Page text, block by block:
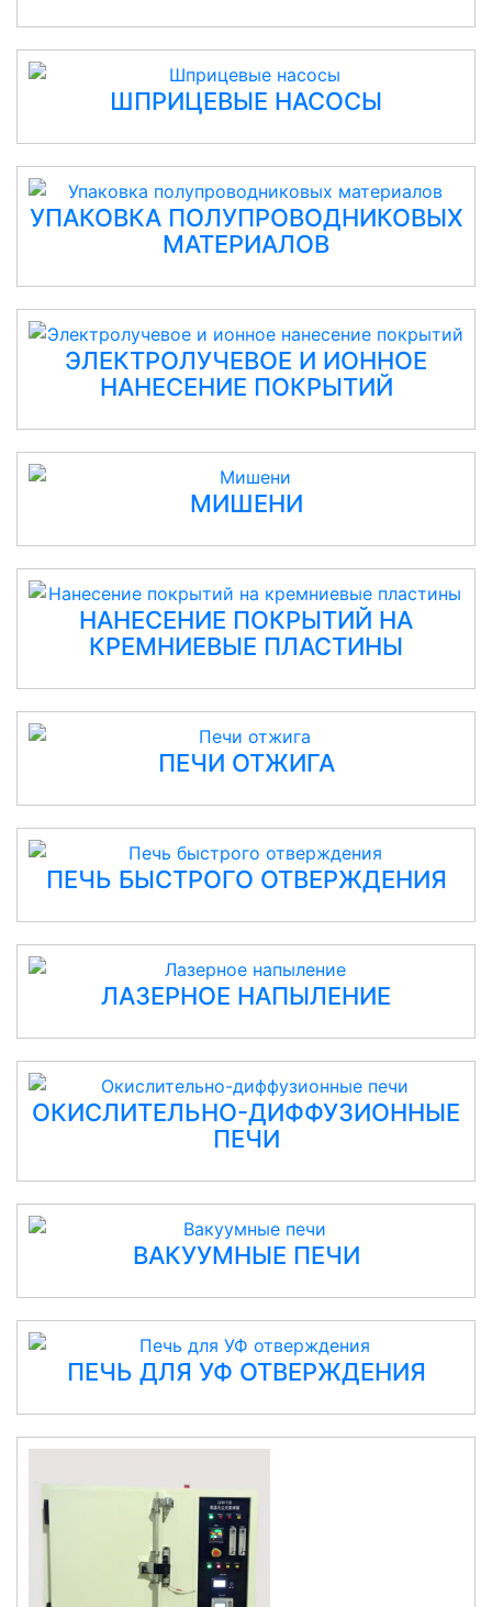
ШПРИЦЕВЫЕ НАСОСЫ
УПАКОВКА ПОЛУПРОВОДНИКОВЫХ
МАТЕРИАЛОВ
ЭЛЕКТРОЛУЧЕВОЕ И ИОННОЕ
НАНЕСЕНИЕ ПОКРЫТИЙ
МИШЕНИ
НАНЕСЕНИЕ ПОКРЫТИЙ НА
КРЕМНИЕВЫЕ ПЛАСТИНЫ
ПЕЧИ ОТЖИГА
ПЕЧЬ БЫСТРОГО ОТВЕРЖДЕНИЯ
ЛАЗЕРНОЕ НАПЫЛЕНИЕ
ОКИСЛИТЕЛЬНО-ДИФФУЗИОННЫЕ
ПЕЧИ
ВАКУУМНЫЕ ПЕЧИ
ПЕЧЬ ДЛЯ УФ ОТВЕРЖДЕНИЯ